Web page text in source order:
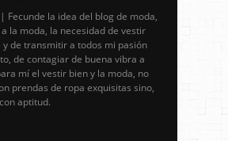
Fecunde la idea del blog de moda,
la moda, la necesidad de vestir
y de transmitir a todos mi pasión
de contagiar de buena vibra a
mí el vestir bien y la moda, no
prendas de ropa exquisitas sino,
aptitud.